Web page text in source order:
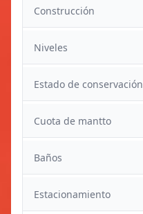
Construcción
Niveles
Estado de conservación
Cuota de mantto
Baños
Estacionamiento